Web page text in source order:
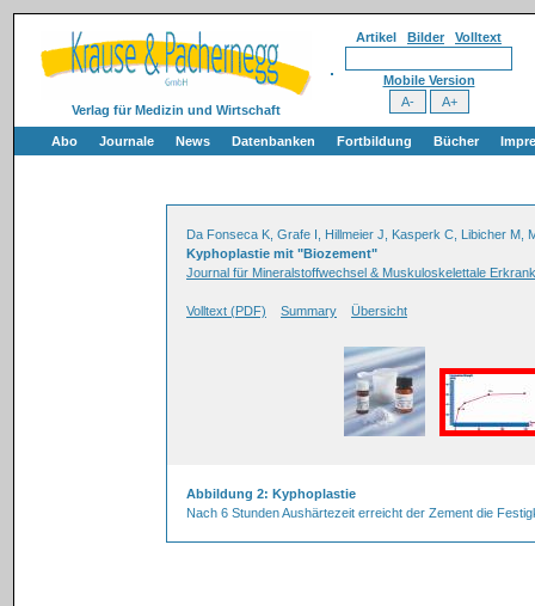
Verlag für Medizin und Wirtschaft
Artikel Bilder Volltext
Mobile Version
Abo Journale News Datenbanken Fortbildung Bücher
Da Fonseca K, Grafe I, Hillmeier J, Kasperk C, Libicher M,
Kyphoplastie mit "Biozement"
Journal für Mineralstoffwechsel & Muskuloskelettale
Volltext (PDF) Summary Übersicht
Abbildung 2: Kyphoplastie
Nach 6 Stunden Aushärtezeit erreicht der Zement die